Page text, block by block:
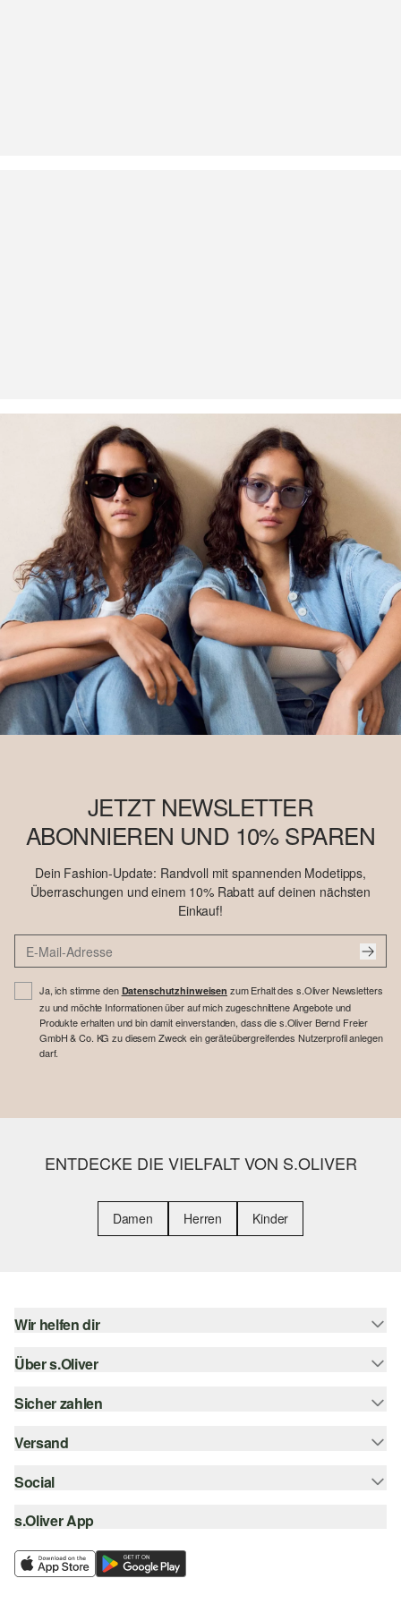
JETZT NEWSLETTER
ABONNIEREN UND 10% SPAREN
Dein Fashion-Update: Randvoll mit spannenden Modetipps,
Überraschungen und einem 10% Rabatt auf deinen nächsten
Einkauf!
Ja, ich stimme den Datenschutzhinweisen zum Erhalt des s.Oliver Newsletters
zu und möchte Informationen über auf mich zugeschnittene Angebote und
Produkte erhalten und bin damit einverstanden, dass die s.Oliver Bernd Freier
GmbH & Co. KG zu diesem Zweck ein geräteübergreifendes Nutzerprofil anlegen
darf.
ENTDECKE DIE VIELFALT VON S.OLIVER
Damen Herren Kinder
Wir helfen dir
Hilfe & FAQ
Größenberatung
Über s.Oliver
Newsletter
s.Oliver Card
Wunschliste
Nachhaltigkeit
Sicher zahlen
Rechnung
Kreditkarte
Klarna
Versand
Sendungsverfolgung
SwissPost
My Post 24
Social
instagram
facebook
s.Oliver App